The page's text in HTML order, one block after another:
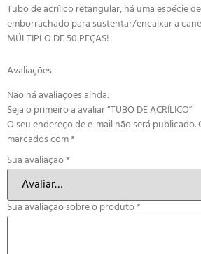
Tubo de acrílico retangular, há uma espécie
emborrachado para sustentar/encaixar a
MÚLTIPLO DE 50 PEÇAS!
Avaliações
Não há avaliações ainda.
Seja o primeiro a avaliar “TUBO DE ACRÍLICO”
O seu endereço de e-mail não será publicado.
marcados com*
Sua avaliação*
Sua avaliação sobre o produto*